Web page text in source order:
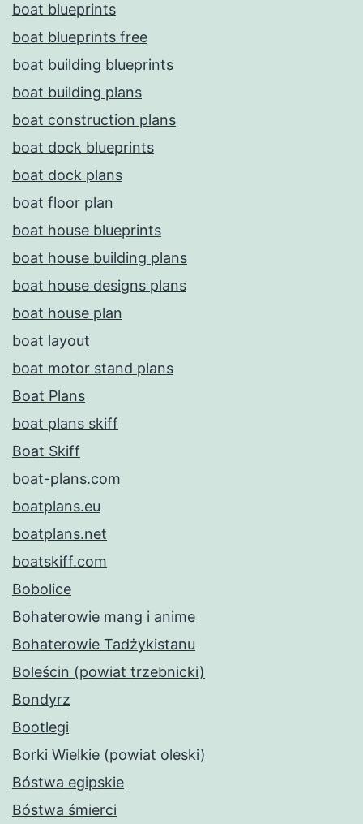
boat blueprints
boat blueprints free
boat building blueprints
boat building plans
boat construction plans
boat dock blueprints
boat dock plans
boat floor plan
boat house blueprints
boat house building plans
boat house designs plans
boat house plan
boat layout
boat motor stand plans
Boat Plans
boat plans skiff
Boat Skiff
boat-plans.com
boatplans.eu
boatplans.net
boatskiff.com
Bobolice
Bohaterowie mang i anime
Bohaterowie Tadżykistanu
Boleścin (powiat trzebnicki)
Bondyrz
Bootlegi
Borki Wielkie (powiat oleski)
Bóstwa egipskie
Bóstwa śmierci